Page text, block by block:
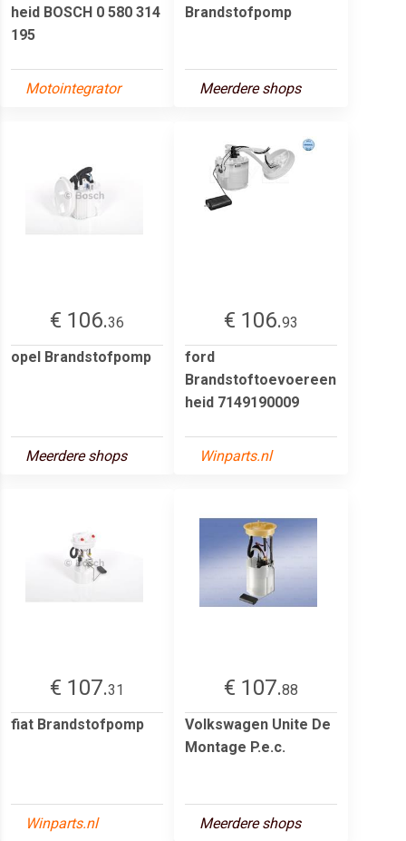
heid BOSCH 0 580 314
195
Motointegrator
Brandstofpomp
Meerdere shops
€ 106.36
opel Brandstofpomp
Meerdere shops
€ 106.93
ford
Brandstoftoevoereen
heid 7149190009
Winparts.nl
€ 107.31
fiat Brandstofpomp
Winparts.nl
€ 107.88
Volkswagen Unite De
Montage P.e.c.
Meerdere shops